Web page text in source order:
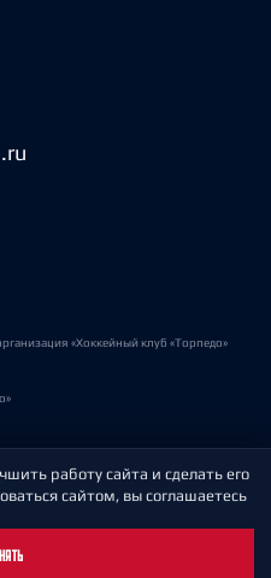
«Хоккейный клуб «Торпедо»
работу сайта и сделать его
сайтом, вы соглашаетесь